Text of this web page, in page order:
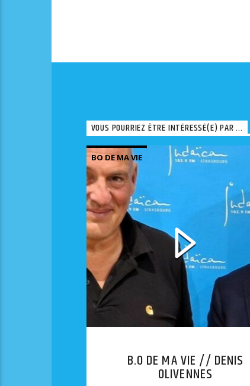
VOUS POURRIEZ ÊTRE INTÉRESSÉ(E) PAR ...
BO DE MA VIE
B.O DE MA VIE // DENIS
OLIVENNES